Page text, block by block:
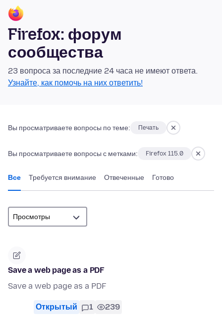
Firefox: форум
сообщества
23 вопроса за последние 24 часа не имеют ответа.
Узнайте, как помочь на них ответить!
Вы просматриваете вопросы по теме: Печать
Вы просматриваете вопросы с метками: Firefox 115.0
Все Требуется внимание Отвеченные Готово
Save a web page as a PDF
Save a web page as a PDF
Открытый 1 239